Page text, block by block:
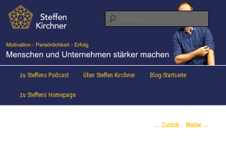
Inhalt
wechseln
Steffen Kirchner Blog
Aktuelles von Speaker & Motivationstrainer Steffen Kirchner
Hauptmenü
zu Steffens Podcast Über Steffen Kirchner Blog-Startseite
zu Steffens Homepage
Beitrags-
← Zurück Weiter →